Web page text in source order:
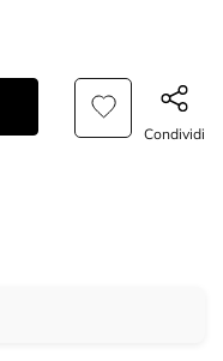
Condividi